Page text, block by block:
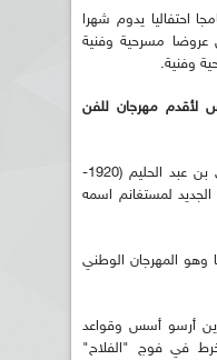
احتفاليا يدوم شهرا
عروضا مسرحية وفنية
وفنية.
لأقدم مهرجان للفن
يعتبر المسرحي الراحل سي جيلالي بن عبد الحليم (1920-
الجديد لمستغانم اسمه
المهرجان الوطني
أرسو أسس وقواعد
في فوج "الفلاح"